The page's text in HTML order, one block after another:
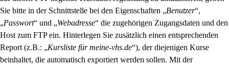
Sie bitte in der Schnittstelle bei den Eigenschaften „Benutzer“,
„Passwort“ und „Webadresse“ die zugehörigen Zugangsdaten und den
Host zum FTP ein. Hinterlegen Sie zusätzlich einen entsprechenden
Report (z.B.: „Kursliste für meine-vhs.de“), der diejenigen Kurse
beinhaltet, die automatisch exportiert werden sollen. Mit der